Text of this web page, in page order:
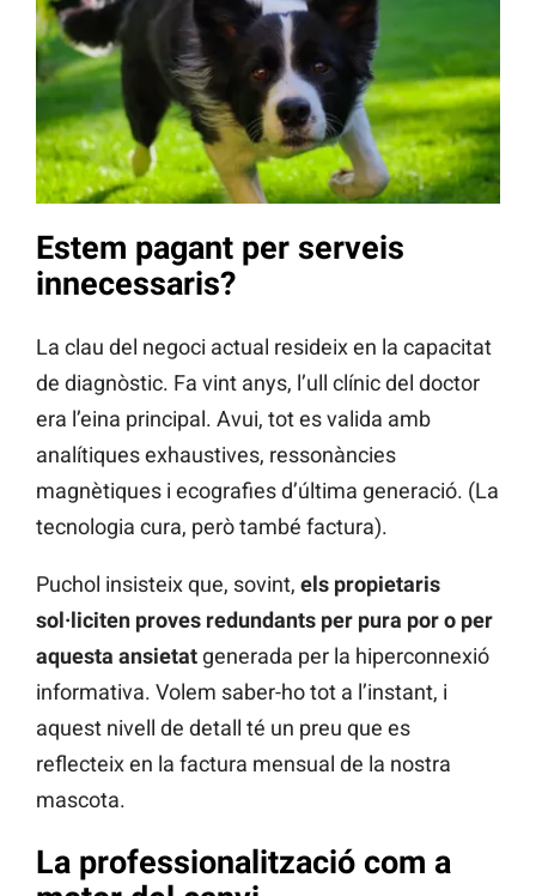
Estem pagant per serveis
innecessaris?
La clau del negoci actual resideix en la capacitat
de diagnòstic. Fa vint anys, l’ull clínic del doctor
era l’eina principal. Avui, tot es valida amb
analítiques exhaustives, ressonàncies
magnètiques i ecografies d’última generació. (La
tecnologia cura, però també factura).
Puchol insisteix que, sovint, els propietaris
sol·liciten proves redundants per pura por o per
aquesta ansietatgenerada per la hiperconnexió
informativa. Volem saber-ho tot a l’instant, i
aquest nivell de detall té un preu que es
reflecteix en la factura mensual de la nostra
mascota.
La professionalització com a